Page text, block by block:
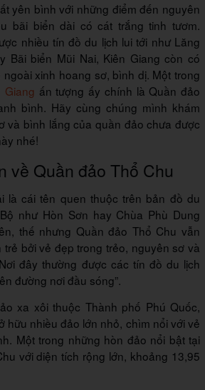
yên bình với những điểm đến nguyên
bãi biển dài có cát trắng tinh tươm.
nhiều tín đồ du lịch lui tới như Lăng
Bãi biển Mũi Nai, Kiên Giang còn có
xinh hoang sơ, bình dị. Một trong
ấn tượng ấy chính là Quần đảo
bình. Hãy cùng chúng mình khám
và bình lắng của quần đảo chưa được
nhé!
về Quần đảo Thổ Chu
là cái tên quen thuộc trên bản đồ du
như Hòn Sơn hay Chùa Phù Dung
thế nhưng Quần đảo Thổ Chu vẫn
bởi vẻ đẹp trong trẻo, nguyên sơ và
đây thường được các tín đồ du lịch
đường nơi đầu sóng”.
xa xôi thuộc Thành phố Phú Quốc,
hữu nhiều đảo lớn nhỏ, chìm nổi với vẻ
Một trong những hòn đảo nổi bật tại
với diện tích rộng lớn, khoảng 13,95